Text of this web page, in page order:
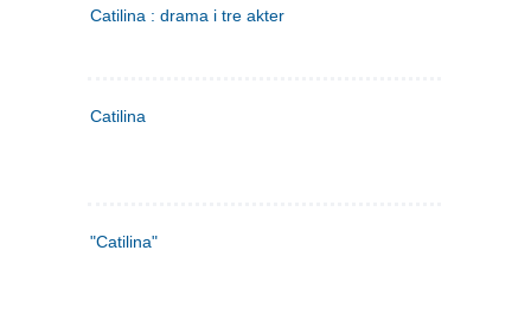
Catilina : drama i tre akter
Catilina
"Catilina"